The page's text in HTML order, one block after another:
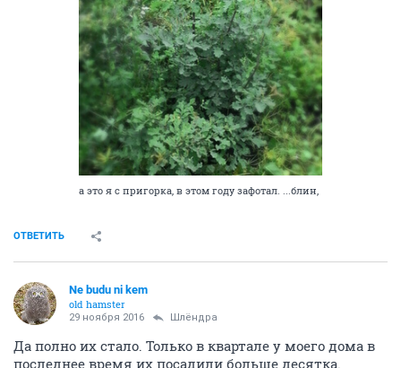
а это я с пригорка, в этом году зафотал. ...блин,
ОТВЕТИТЬ
Ne budu ni kem
old hamster
29 ноября 2016 Шлёндра
Да полно их стало. Только в квартале у моего дома в
последнее время их посадили больше десятка.